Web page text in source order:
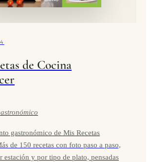
de Cocina
gastronómico de Mis Recetas
de 150 recetas con foto paso a paso,
estación y por tipo de plato, pensadas